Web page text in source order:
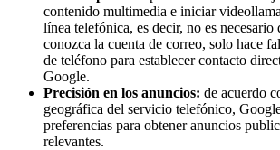
contenido multimedia e iniciar
línea telefónica, es decir, no es necesario
conozca la cuenta de correo, solo hace
de teléfono para establecer contacto
Google.
Precisión en los anuncios: de acuerdo
geográfica del servicio telefónico,
preferencias para obtener anuncios
relevantes.